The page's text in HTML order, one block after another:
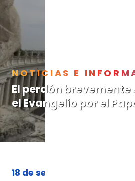
NOTICIAS E
El perdón
el Evangelio por el
18 de septiembre de 2023